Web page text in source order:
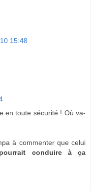
15:48
en toute sécurité ! Où va-
à commenter que celui
conduire à ça